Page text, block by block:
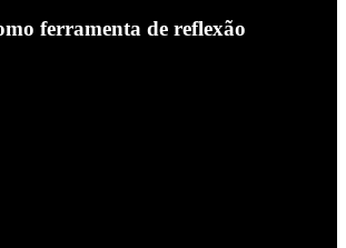
ferramenta de reflexão